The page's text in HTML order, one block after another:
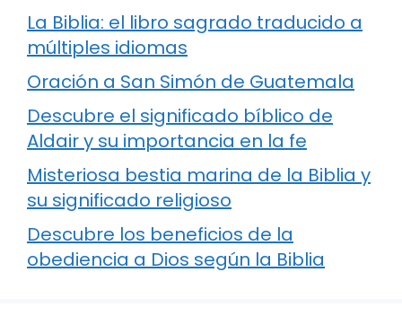
La Biblia: el libro sagrado traducido a
múltiples idiomas
Oración a San Simón de Guatemala
Descubre el significado bíblico de
Aldair y su importancia en la fe
Misteriosa bestia marina de la Biblia y
su significado religioso
Descubre los beneficios de la
obediencia a Dios según la Biblia